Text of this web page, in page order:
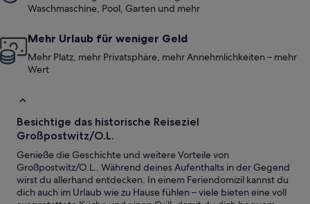
Waschmaschine, Pool, Garten und mehr
Mehr Urlaub für weniger Geld
Mehr Platz, mehr Privatsphäre, mehr Annehmlichkeiten – mehr
Wert
Besichtige das historische Reiseziel
Großpostwitz/O.L.
Genieße die Geschichte und weitere Vorteile von
Großpostwitz/O.L.. Während deines Aufenthalts in der Gegend
wirst du allerhand entdecken. In einem Feriendomizil kannst du
dich auch im Urlaub wie zu Hause fühlen – viele bieten eine voll